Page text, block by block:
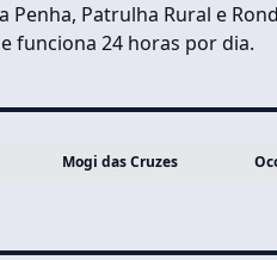
Patrulha Rural e
funciona 24 horas por dia.
Mogi das Cruzes